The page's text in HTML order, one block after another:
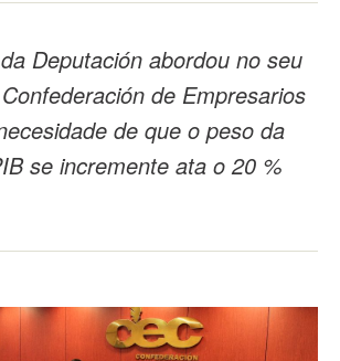
Deputación abordou no seu
de Empresarios
de que o peso da
se incremente ata o 20 %